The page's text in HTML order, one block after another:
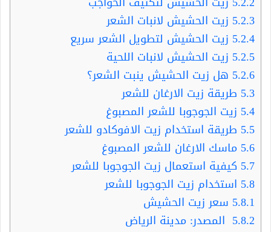
5.2.3 زيت الحشيش لانبات الشعر
5.2.4 زيت الحشيش لتطويل الشعر سريع
5.2.5 زيت الحشيش لانبات اللحية
5.2.6 هل زيت الحشيش ينبت الشعر؟
5.3 طريقة زيت الارغان للشعر
5.4 زيت الجوجوبا للشعر المصبوغ
5.5 طريقة استخدام زيت الافوكادو للشعر
5.6 ماسك الارغان للشعر المصبوغ
5.7 كيفية استعمال زيت الجوجوبا للشعر
5.8 استخدام زيت الجوجوبا للشعر
5.8.1 سعر زيت الحشيش
5.8.2 المصدر: مدينة الرياض